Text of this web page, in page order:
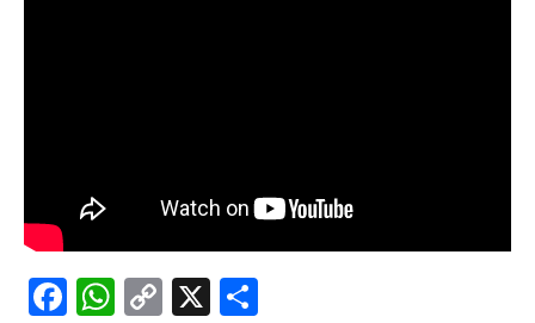
Facebook
WhatsApp
Copy
X